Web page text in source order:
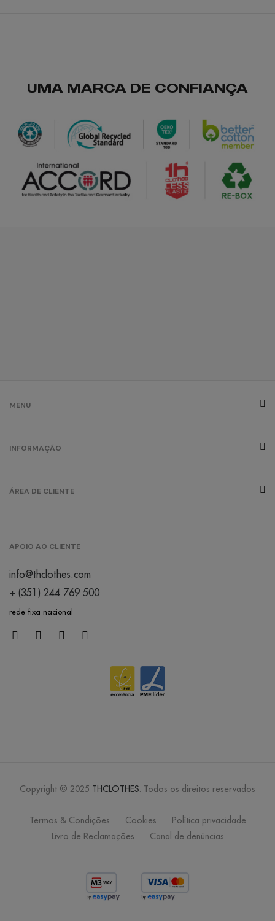
UMA MARCA DE CONFIANÇA
MENU
INFORMAÇÃO
ÁREA DE CLIENTE
APOIO AO CLIENTE
info@thclothes.com
+ (351) 244 769 500
rede fixa nacional
Copyright © 2025 THCLOTHES. Todos os direitos reservados
Termos & Condições Cookies
Política privacidade
Livro de Reclamações
Canal de denúncias